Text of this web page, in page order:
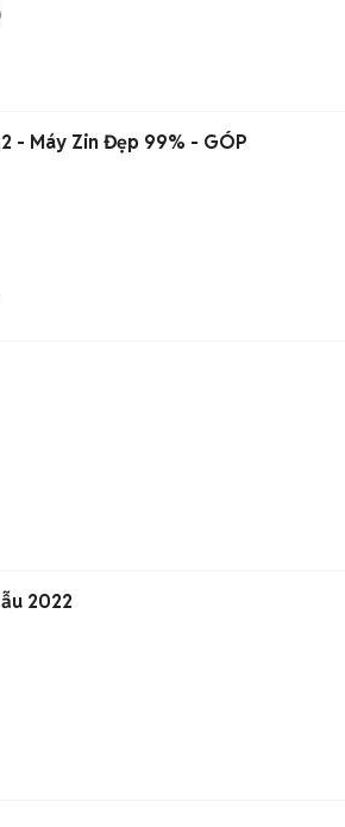
- Máy Zin Đẹp 99% - GÓP
2022